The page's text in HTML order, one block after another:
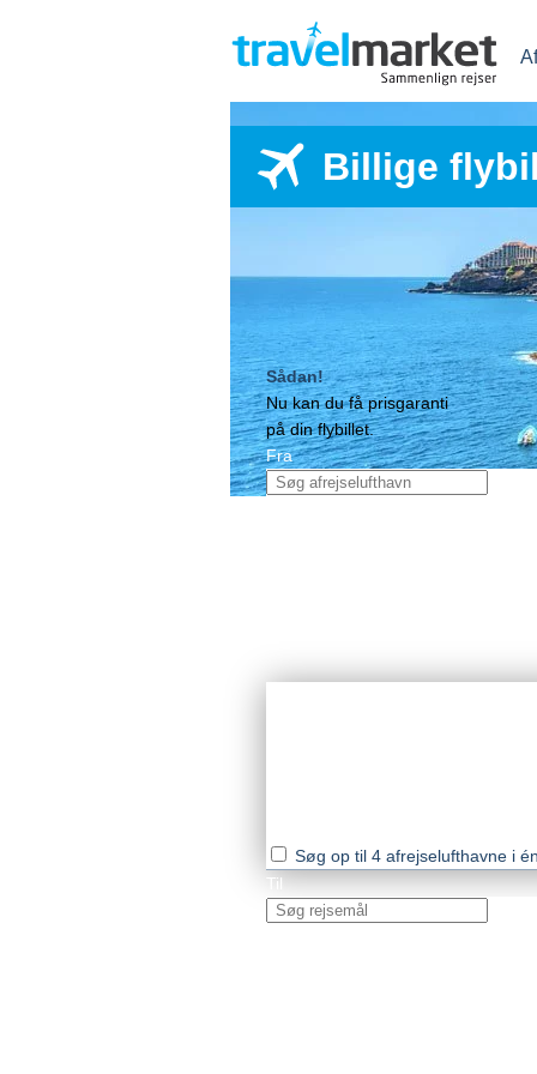
Billige
Sådan!
Nu kan du få prisgaranti
på din flybillet.
Fra
Søg op til 4 afrejselufthavne i
Til